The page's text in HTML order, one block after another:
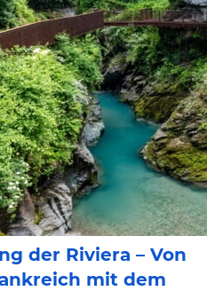
der Riviera – Von
mit dem